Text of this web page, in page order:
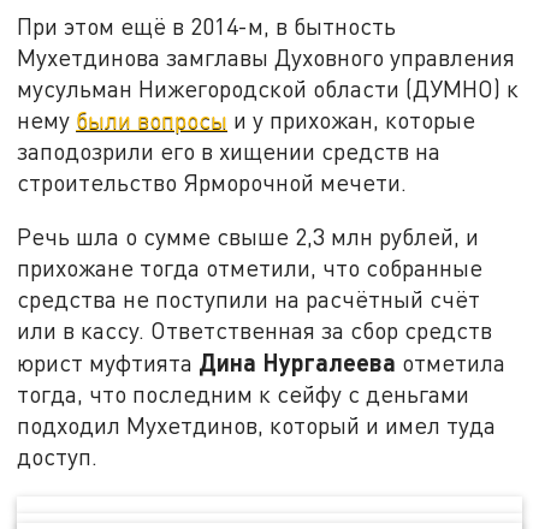
При этом ещё в 2014-м, в бытность
Мухетдинова замглавы Духовного управления
мусульман Нижегородской области (ДУМНО) к
нему были вопросы и у прихожан, которые
заподозрили его в хищении средств на
строительство Ярморочной мечети.
Речь шла о сумме свыше 2,3 млн рублей, и
прихожане тогда отметили, что собранные
средства не поступили на расчётный счёт
или в кассу. Ответственная за сбор средств
юрист муфтията Дина Нургалеева отметила
тогда, что последним к сейфу с деньгами
подходил Мухетдинов, который и имел туда
доступ.